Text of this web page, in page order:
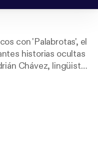
con 'Palabrotas', el
historias ocultas
Chávez, lingüista
los orígenes,
de nuestro
una palabra,
han moldeado.